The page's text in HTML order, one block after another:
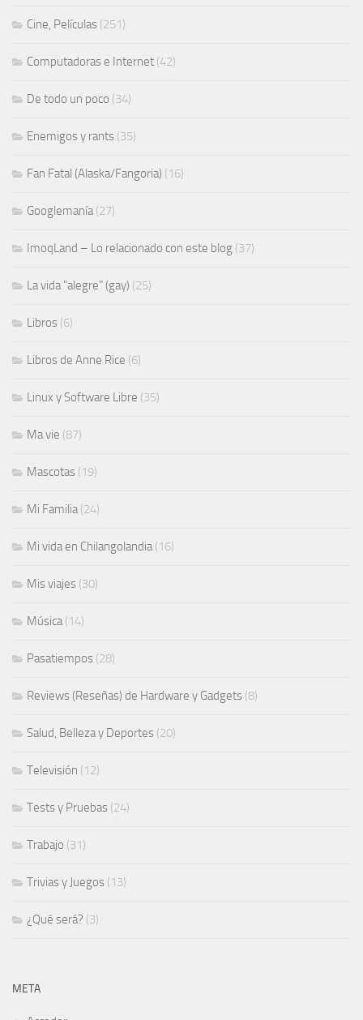
Cine, Películas (251)
Computadoras e Internet (42)
De todo un poco (34)
Enemigos y rants (35)
Fan Fatal (Alaska/Fangoria) (16)
Googlemanía(27)
ImoqLand – Lo relacionado con este blog (37)
La vida "alegre" (gay) (25)
Libros (6)
Libros de Anne Rice (6)
Linux y Software Libre (35)
Ma vie (87)
Mascotas (19)
Mi Familia(24)
Mi vida en Chilangolandia(16)
Mis viajes (30)
Música(14)
Pasatiempos (28)
Reviews (Reseñas) de Hardware y Gadgets (8)
Salud, Belleza y Deportes (20)
Televisión (12)
Tests y Pruebas (24)
Trabajo (31)
Trivias y Juegos (13)
¿Qué será? (3)
META